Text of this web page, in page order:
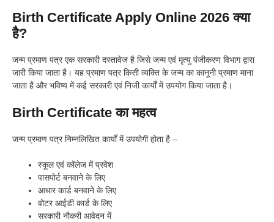
Birth Certificate Apply Online 2026 क्या
है?
जन्म प्रमाण पत्र एक सरकारी दस्तावेज है जिसे जन्म एवं मृत्यु पंजीकरण विभाग द्वारा
जारी किया जाता है। यह प्रमाण पत्र किसी व्यक्ति के जन्म का कानूनी प्रमाण माना
जाता है और भविष्य में कई सरकारी एवं निजी कार्यों में उपयोग किया जाता है।
Birth Certificate का महत्व
जन्म प्रमाण पत्र निम्नलिखित कार्यों में उपयोगी होता है –
स्कूल एवं कॉलेज में प्रवेश
पासपोर्ट बनवाने के लिए
आधार कार्ड बनवाने के लिए
वोटर आईडी कार्ड के लिए
सरकारी नौकरी आवेदन में